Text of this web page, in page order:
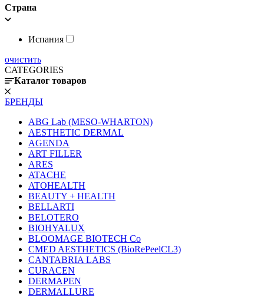
Страна
Испания
очистить
CATEGORIES
Каталог товаров
БРЕНДЫ
ABG Lab (MESO-WHARTON)
AESTHETIC DERMAL
AGENDA
ART FILLER
ARES
ATACHE
ATOHEALTH
BEAUTY + HEALTH
BELLARTI
BELOTERO
BIOHYALUX
BLOOMAGE BIOTECH Co
CMED AESTHETICS (BioRePeelCL3)
CANTABRIA LABS
CURACEN
DERMAPEN
DERMALLURE